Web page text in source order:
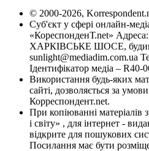
© 2000-2026,
Суб'єкт у сфері онлайн-
«КореспонденТ.net»
ХАРКІВСЬКЕ ШОСЕ,
sunlight@mediadim.com.ua
Ідентифікатор медіа – R40-
Використання будь-яких
сайті, дозволяється за
Корреспондент.net.
При копіюванні матеріалів
і світу» , для інтернет -
відкрите для пошукових
Посилання має бути